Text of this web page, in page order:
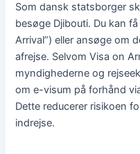
Som dansk statsborger
besøge Djibouti. Du kan
Arrival”) eller ansøge om
afrejse. Selvom Visa on
myndighederne og
om e-visum på forhånd
Dette reducerer risikoen
indrejse.